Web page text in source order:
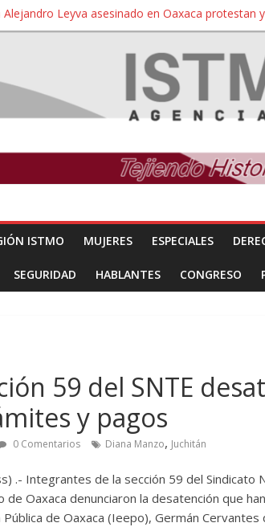
Leyva asesinado en Oaxaca protestan
Oaxaca de nuevo despojo de su
ikoots detienen la extracción ilegal de material
afecta a Salina Cruz, Oaxaca; ahora
HIJA CON SÍNDROME DE DOWN
ISTMO MUJERES ESPECIALES
SEGURIDAD HABLANTES CONGRESO
59 del SNTE
y pagos
0 Comentarios Diana Manzo, Juchitán
.- Integrantes de la sección 59 del Sindicato
de Oaxaca denunciaron la desatención que
de Oaxaca (Ieepo), Germán Cervantes